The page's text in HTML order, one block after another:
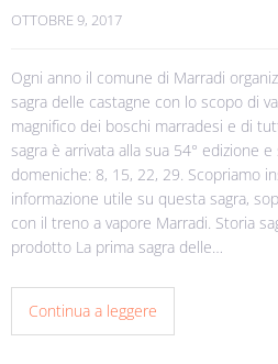
OTTOBRE 9, 2017
Ogni anno il comune di Marradi
sagra delle castagne con lo scopo di
magnifico dei boschi marradesi e di
sagra è arrivata alla sua 54° edizione
domeniche: 8, 15, 22, 29. Scopriamo
informazione utile su questa sagra,
con il treno a vapore Marradi. Storia
prodotto La prima sagra delle…
Continua a leggere